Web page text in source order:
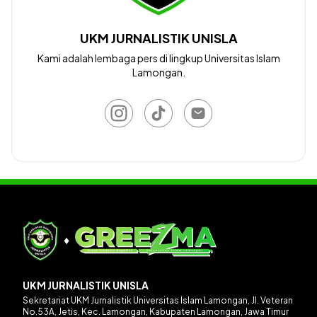
UKM JURNALISTIK UNISLA
Kami adalah lembaga pers di lingkup Universitas Islam
Lamongan.
♦
UKM JURNALISTIK UNISLA
Sekretariat UKM Jurnalistik Universitas Islam Lamongan, Jl. Veteran
No.53A, Jetis, Kec. Lamongan, Kabupaten Lamongan, Jawa Timur